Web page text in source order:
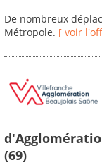
De nombreux
Métropole. [ voir
(69)